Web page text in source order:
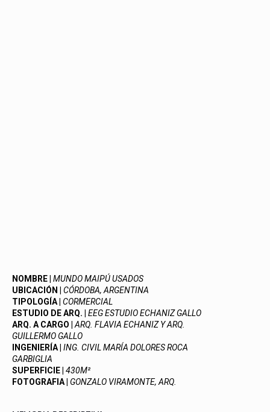
NOMBRE | MUNDO MAIPÚ USADOS
UBICACIÓN | CÓRDOBA, ARGENTINA
TIPOLOGÍA | CORMERCIAL
ESTUDIO DE ARQ. | EEG ESTUDIO ECHANIZ GALLO
ARQ. A CARGO |
ARQ. FLAVIA ECHANIZ Y ARQ.
GUILLERMO GALLO
INGENIERÍA | ING. CIVIL MARÍA DOLORES ROCA
GARBIGLIA
SUPERFICIE | 430M²
FOTOGRAFIA | GONZALO VIRAMONTE, ARQ.